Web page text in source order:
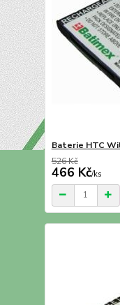
Baterie HTC
526 Kč
466 Kč/ks